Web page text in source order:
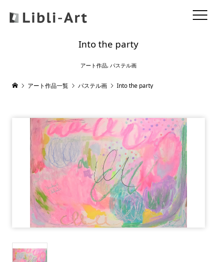
Into the party
アート作品, パステル画
アート作品一覧 パステル画 Into the party